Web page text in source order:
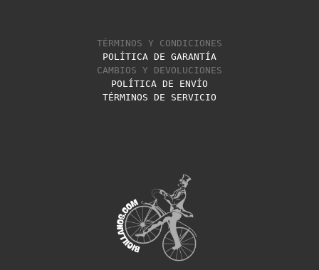
TÉRMINOS Y CONDICIONES
POLÍTICA DE GARANTÍA
CAMBIOS Y DEVOLUCIONES
POLÍTICA DE ENVÍO
TÉRMINOS DE SERVICIO